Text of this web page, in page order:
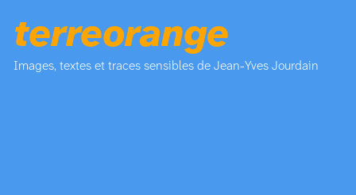
terreorange
Images, textes et traces sensibles de Jean-Yves Jourdain